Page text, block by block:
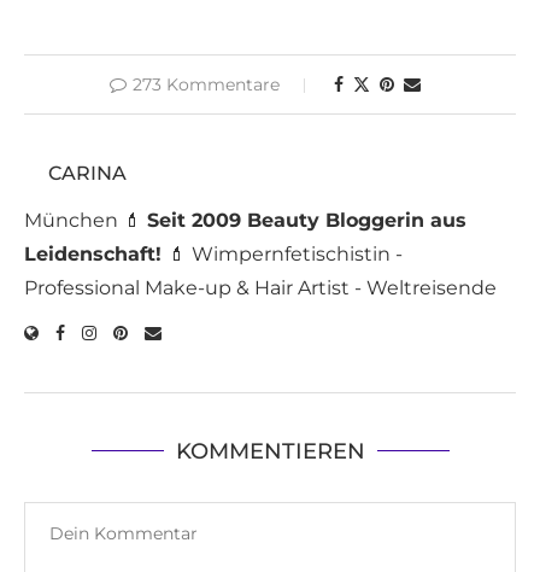
273 Kommentare
CARINA
München 💄 Seit 2009 Beauty Bloggerin aus
Leidenschaft! 💄 Wimpernfetischistin -
Professional Make-up & Hair Artist - Weltreisende
KOMMENTIEREN